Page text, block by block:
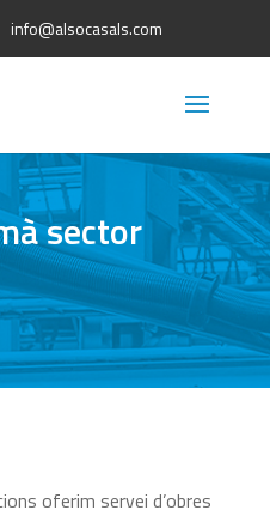
info@alsocasals.com
sector
oferim servei d’obres